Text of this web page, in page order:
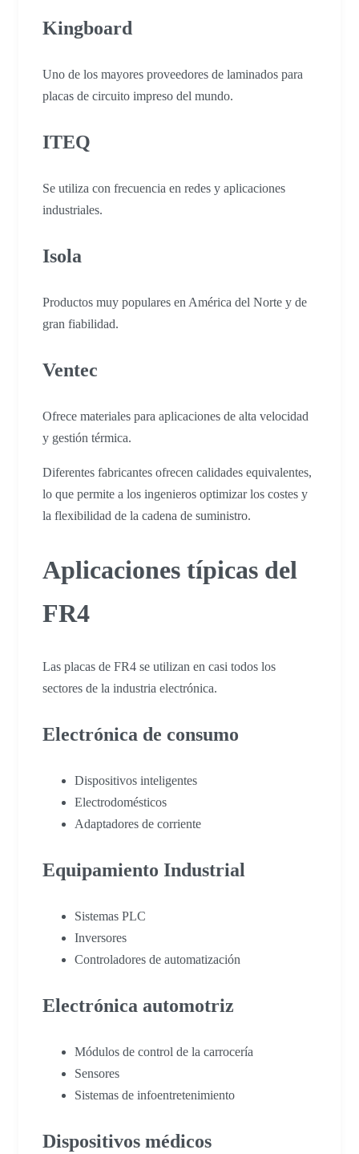
Kingboard
Uno de los mayores proveedores de laminados para
placas de circuito impreso del mundo.
ITEQ
Se utiliza con frecuencia en redes y aplicaciones
industriales.
Isola
Productos muy populares en América del Norte y de
gran fiabilidad.
Ventec
Ofrece materiales para aplicaciones de alta velocidad
y gestión térmica.
Diferentes fabricantes ofrecen calidades equivalentes,
lo que permite a los ingenieros optimizar los costes y
la flexibilidad de la cadena de suministro.
Aplicaciones típicas del
FR4
Las placas de FR4 se utilizan en casi todos los
sectores de la industria electrónica.
Electrónica de consumo
Dispositivos inteligentes
Electrodomésticos
Adaptadores de corriente
Equipamiento Industrial
Sistemas PLC
Inversores
Controladores de automatización
Electrónica automotriz
Módulos de control de la carrocería
Sensores
Sistemas de infoentretenimiento
Dispositivos médicos